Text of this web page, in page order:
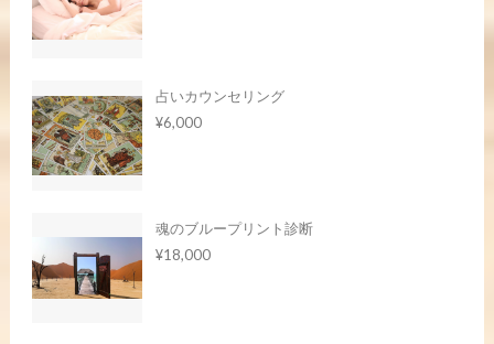
占いカウンセリング
¥6,000
魂のブループリント診断
¥18,000